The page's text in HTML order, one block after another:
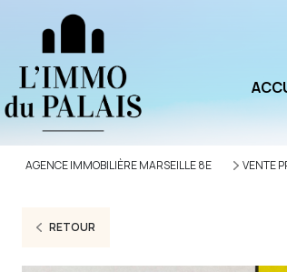
AGENCE IMMOBILIÈRE MARSEILLE 8E VENTE
RETOUR